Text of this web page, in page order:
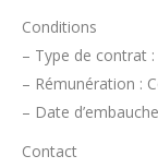
Conditions
– Type de contrat :
– Rémunération :
– Date
Contact